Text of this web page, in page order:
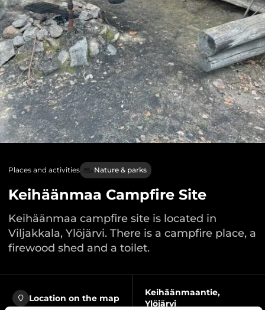
Places and activities Nature & parks
Keihäänmaa Campfire Site
Keihäänmaa campfire site is located in
Viljakkala, Ylöjärvi. There is a campfire place, a
firewood shed and a toilet.
Location on the map
Keihäänmaantie,
Ylöjärvi